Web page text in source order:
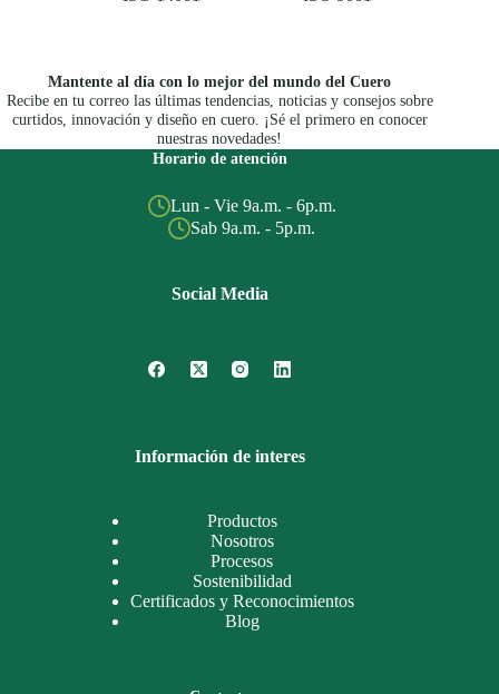
Mantente al día con lo mejor del mundo del Cuero
Recibe en tu correo las últimas tendencias, noticias y consejos sobre
curtidos, innovación y diseño en cuero. ¡Sé el primero en conocer
nuestras novedades!
Horario de atención
Lun - Vie 9a.m. - 6p.m.
Sab 9a.m. - 5p.m.
Social Media
Información de interes
Productos
Nosotros
Procesos
Sostenibilidad
Certificados y Reconocimientos
Blog